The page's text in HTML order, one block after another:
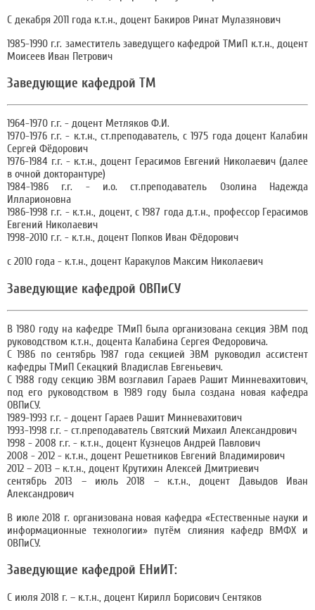
С декабря 2011 года к.т.н., доцент Бакиров Ринат Мулазянович
1985-1990 г.г. заместитель заведущего кафедрой ТМиП к.т.н., доцент
Моисеев Иван Петрович
Заведующие кафедрой ТМ
1964-1970 г.г. - доцент Метляков Ф.И.
1970-1976 г.г. - к.т.н., ст.преподаватель, с 1975 года доцент Калабин
Сергей Фёдорович
1976-1984 г.г. - к.т.н., доцент Герасимов Евгений Николаевич (далее
в очной докторантуре)
1984-1986 г.г. - и.о. ст.преподаватель Озолина Надежда
Илларионовна
1986-1998 г.г. - к.т.н., доцент, с 1987 года д.т.н., профессор Герасимов
Евгений Николаевич
1998-2010 г.г. - к.т.н., доцент Попков Иван Фёдорович
с 2010 года - к.т.н., доцент Каракулов Максим Николаевич
Заведующие кафедрой ОВПиСУ
В 1980 году на кафедре ТМиП была организована секция ЭВМ под
руководством к.т.н., доцента Калабина Сергея Федоровича.
С 1986 по сентябрь 1987 года секцией ЭВМ руководил ассистент
кафедры ТМиП Секацкий Владислав Евгеньевич.
С 1988 году секцию ЭВМ возглавил Гараев Рашит Минневахитович,
под его руководством в 1989 году была создана новая кафедра
ОВПиСУ.
1989-1993 г.г. - доцент Гараев Рашит Минневахитович
1993-1998 г.г. - ст.преподаватель Святский Михаил Александрович
1998 - 2008 г.г. - к.т.н., доцент Кузнецов Андрей Павлович
2008 - 2012 - к.т.н., доцент Решетников Евгений Владимирович
2012 – 2013 – к.т.н., доцент Крутихин Алексей Дмитриевич
сентябрь 2013 – июль 2018 – к.т.н., доцент Давыдов Иван
Александрович
В июле 2018 г. организована новая кафедра «Естественные науки и
информационные технологии» путём слияния кафедр ВМФХ и
ОВПиСУ.
Заведующие кафедрой ЕНиИТ:
С июля 2018 г. – к.т.н., доцент Кирилл Борисович Сентяков